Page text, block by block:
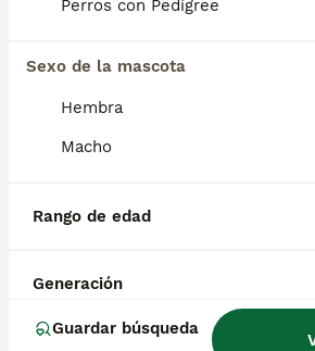
Perros con Pedigree
Sexo de la mascota
Hembra
Macho
Rango de edad
Generación
Guardar búsqueda
Preguntas frecuentes
¿Cuánto cuesta un
El coste medio de un cachorro
según factores como el pedigrí,
reputación del criador y la